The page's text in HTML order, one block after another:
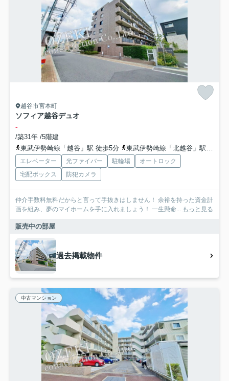
越谷市宮本町
ソフィア越谷デュオ
-
/築31年 /5階建
東武伊勢崎線「越谷」駅 徒歩5分
東武伊勢崎線「北越谷」駅 徒歩18分
エレベーター 光ファイバー 駐輪場
オートロック
宅配ボックス
防犯カメラ
仲介手数料無料だからと言って手抜きはしません！ 余裕を持った資金計
画を組み、夢のマイホームを手に入れましょう！ 一生懸命... もっと見る
販売中の部屋
過去掲載物件
中古マンション